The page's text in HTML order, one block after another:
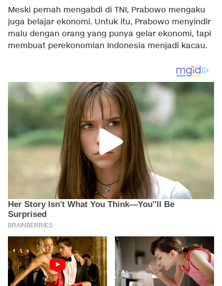
Meski pernah mengabdi di TNI, Prabowo mengaku
juga belajar ekonomi. Untuk itu, Prabowo menyindir
malu dengan orang yang punya gelar ekonomi, tapi
membuat perekonomian Indonesia menjadi kacau.